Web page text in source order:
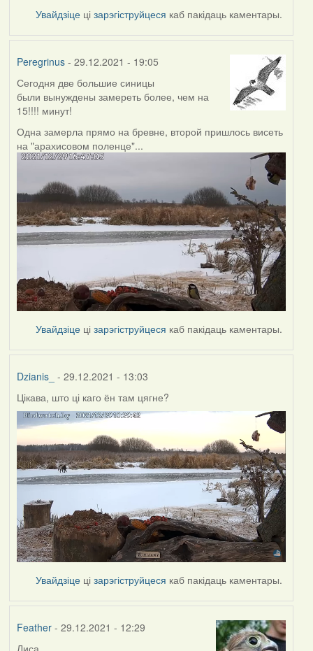
Увайдзіце цізарэгіструйцеся каб пакідаць каментары.
Peregrinus- 29.12.2021 - 19:05
Сегодня две большие синицы
были вынуждены замереть более, чем на
15!!!! минут!
Одна замерла прямо на бревне, второй пришлось висеть
на "арахисовом поленце"...
Увайдзіце цізарэгіструйцеся каб пакідаць каментары.
Dzianis_ - 29.12.2021 - 13:03
Цікава, што ці каго ён там цягне?
Увайдзіце цізарэгіструйцеся каб пакідаць каментары.
Feather- 29.12.2021 - 12:29